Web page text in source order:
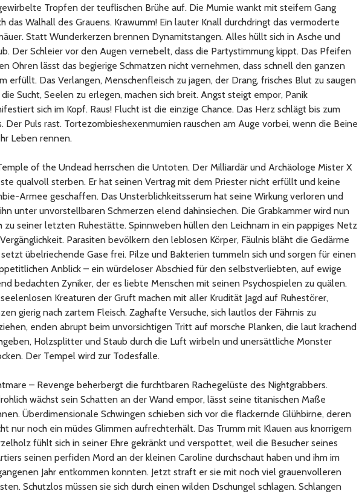
Tropfen der teuflischen Brühe auf. Die Mumie wankt mit steifem Gang
das Walhall des Grauens. Krawumm! Ein lauter Knall durchdringt das vermoderte
Statt Wunderkerzen brennen Dynamitstangen. Alles hüllt sich in Asche und
Der Schleier vor den Augen vernebelt, dass die Partystimmung kippt. Das Pfeifen
Ohren lässt das begierige Schmatzen nicht vernehmen, dass schnell den ganzen
erfüllt. Das Verlangen, Menschenfleisch zu jagen, der Drang, frisches Blut zu saugen
Sucht, Seelen zu erlegen, machen sich breit. Angst steigt empor, Panik
sich im Kopf. Raus! Flucht ist die einzige Chance. Das Herz schlägt bis zum
Der Puls rast. Tortezombieshexenmumien rauschen am Auge vorbei, wenn die Beine
Leben rennen.
of the Undead herrschen die Untoten. Der Milliardär und Archäologe Mister X
qualvoll sterben. Er hat seinen Vertrag mit dem Priester nicht erfüllt und keine
Armee geschaffen. Das Unsterblichkeitsserum hat seine Wirkung verloren und
unter unvorstellbaren Schmerzen elend dahinsiechen. Die Grabkammer wird nun
zu seiner letzten Ruhestätte. Spinnweben hüllen den Leichnam in ein pappiges Netz
Parasiten bevölkern den leblosen Körper, Fäulnis bläht die Gedärme
übelriechende Gase frei. Pilze und Bakterien tummeln sich und sorgen für einen
Anblick – ein würdeloser Abschied für den selbstverliebten, auf ewige
bedachten Zyniker, der es liebte Menschen mit seinen Psychospielen zu quälen.
Kreaturen der Gruft machen mit aller Krudität Jagd auf Ruhestörer,
gierig nach zartem Fleisch. Zaghafte Versuche, sich lautlos der Fährnis zu
enden abrupt beim unvorsichtigen Tritt auf morsche Planken, die laut krachend
Holzsplitter und Staub durch die Luft wirbeln und unersättliche Monster
Der Tempel wird zur Todesfalle.
– Revenge beherbergt die furchtbaren Rachegelüste des Nightgrabbers.
wächst sein Schatten an der Wand empor, lässt seine titanischen Maße
Überdimensionale Schwingen schieben sich vor die flackernde Glühbirne, deren
nur noch ein müdes Glimmen aufrechterhält. Das Trumm mit Klauen aus knorrigem
fühlt sich in seiner Ehre gekränkt und verspottet, weil die Besucher seines
seinen perfiden Mord an der kleinen Caroline durchschaut haben und ihm im
Jahr entkommen konnten. Jetzt straft er sie mit noch viel grauenvolleren
Schutzlos müssen sie sich durch einen wilden Dschungel schlagen. Schlangen